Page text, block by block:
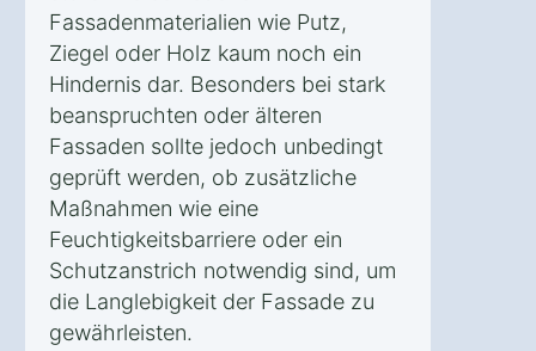
Fassadenmaterialien wie Putz,
Ziegel oder Holz kaum noch ein
Hindernis dar. Besonders bei stark
beanspruchten oder älteren
Fassaden sollte jedoch unbedingt
geprüft werden, ob zusätzliche
Maßnahmen wie eine
Feuchtigkeitsbarriere oder ein
Schutzanstrich notwendig sind, um
die Langlebigkeit der Fassade zu
gewährleisten.